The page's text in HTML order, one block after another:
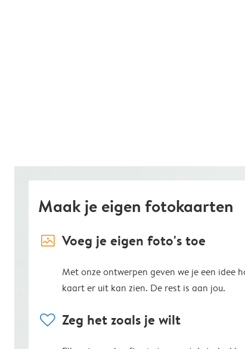
Maak je eigen fotokaarten
image_placeholder Voeg je eigen foto's toe
Met onze ontwerpen geven we je een idee
kaart er uit kan zien. De rest is aan jou.
heart Zeg het zoals je wilt